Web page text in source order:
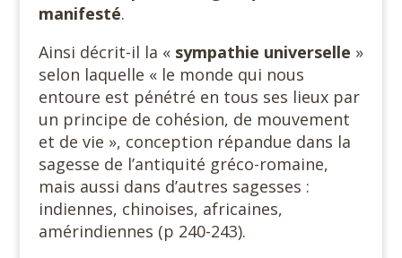
manifesté.
Ainsi décrit-il la « sympathie universelle »
selon laquelle « le monde qui nous
entoure est pénétré en tous ses lieux par
un principe de cohésion, de mouvement
et de vie », conception répandue dans la
sagesse de l’antiquité gréco-romaine,
mais aussi dans d’autres sagesses :
indiennes, chinoises, africaines,
amérindiennes (p 240-243).